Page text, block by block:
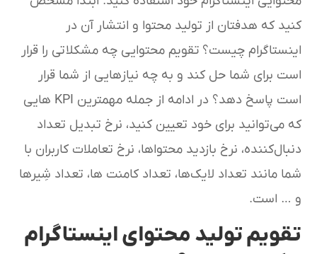
کنید که هدفتان از تولید محتوا و انتشار آن در
اینستاگرام چیست؟ تقویم محتوایی چه مشکلاتی را قرار
است برای شما حل کند و به چه نیازهایی از شما قرار
است پاسخ دهد؟ در ادامه از جمله مهمترین KPI هایی
که می‌توانید برای خود تعیین کنید، نرخ تبدیل تعداد
دنبال‌کننده، نرخ بازدید محتواها، نرخ تعاملات کاربران با
شما مانند تعداد لایک‌ها، تعداد کامنت ها، تعداد شِیرها
و … است.
تقویم تولید محتوای اینستاگرام